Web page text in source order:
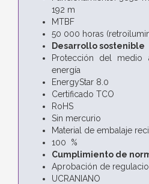
192 m
MTBF
50 000 horas
Desarrollo sostenible
Protección del medio
energía
EnergyStar 8.0
Certificado TCO
RoHS
Sin mercurio
Material de embalaje
100 %
Cumplimiento de
Aprobación de
UCRANIANO